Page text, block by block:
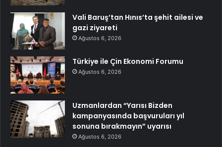
Vali Baruş’tan Hınıs’ta şehit ailesi ve
gazi ziyareti
Ağustos 6, 2026
Türkiye ile Çin Ekonomi Forumu
Ağustos 6, 2026
Uzmanlardan “Yarısı Bizden
kampanyasında başvuruları yıl
sonuna bırakmayın” uyarısı
Ağustos 6, 2026